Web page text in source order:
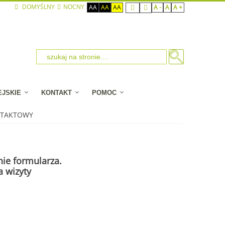
DOMYŚLNY NOCNY AA AA AA A - A A +
KONTAKT POMOC
formularza.
wizyty